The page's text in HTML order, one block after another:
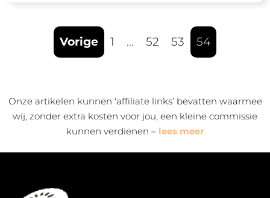
Vorige 1 … 52 53 54
Onze artikelen kunnen ‘affiliate links’ bevatten waarmee
wij, zonder extra kosten voor jou, een kleine commissie
kunnen verdienen – lees meer